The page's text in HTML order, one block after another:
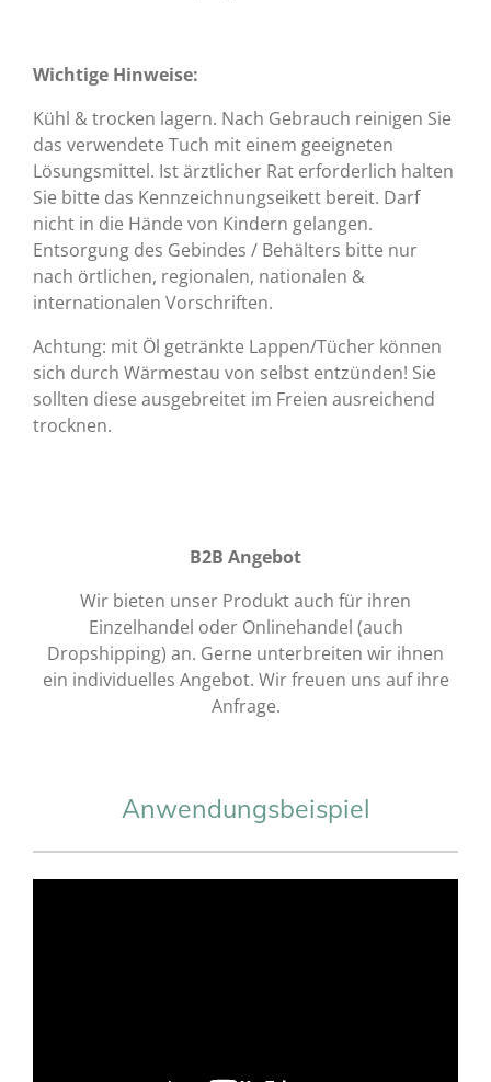
Wichtige Hinweise:
Kühl & trocken lagern. Nach Gebrauch reinigen Sie
das verwendete Tuch mit einem geeigneten
Lösungsmittel. Ist ärztlicher Rat erforderlich halten
Sie bitte das Kennzeichnungseikett bereit. Darf
nicht in die Hände von Kindern gelangen.
Entsorgung des Gebindes / Behälters bitte nur
nach örtlichen, regionalen, nationalen &
internationalen Vorschriften.
Achtung: mit Öl getränkte Lappen/Tücher können
sich durch Wärmestau von selbst entzünden! Sie
sollten diese ausgebreitet im Freien ausreichend
trocknen.
B2B Angebot
Wir bieten unser Produkt auch für ihren
Einzelhandel oder Onlinehandel (auch
Dropshipping) an. Gerne unterbreiten wir ihnen
ein individuelles Angebot. Wir freuen uns auf ihre
Anfrage.
Anwendungsbeispiel